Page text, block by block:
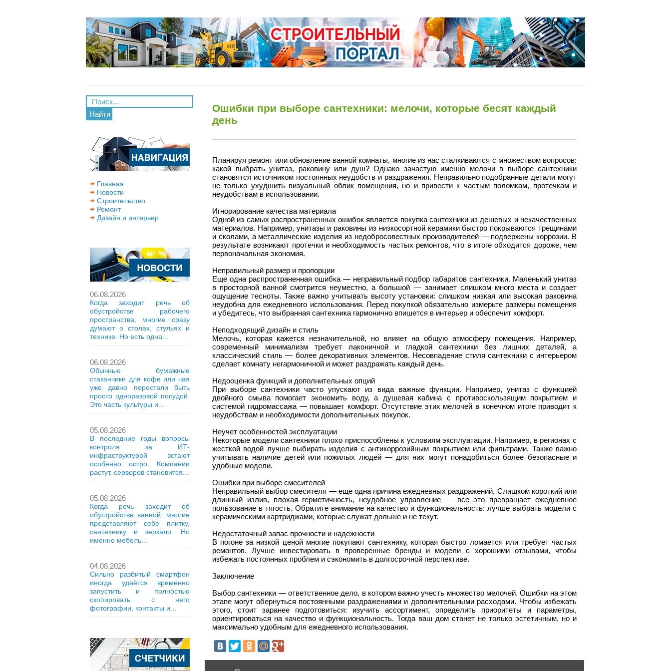
Найти
Главная
Новости
Строительство
Ремонт
Дизайн и интерьер
06.08.2026
Когда заходит речь об
обустройстве рабочего
пространства, многие сразу
думают о столах, стульях и
технике. Но есть одна...
06.08.2026
Обычные бумажные
стаканчики для кофе или чая
уже давно перестали быть
просто одноразовой посудой.
Это часть культуры и...
05.08.2026
В последние годы вопросы
контроля за ИТ-
инфраструктурой встают
особенно остро. Компании
растут, серверов становится...
05.08.2026
Когда речь заходит об
обустройстве ванной, многие
представляют себе плитку,
сантехнику и зеркало. Но
именно мебель...
04.08.2026
Сильно разбитый смартфон
иногда удаётся временно
запустить и полностью
скопировать с него
фотографии, контакты и...
Ошибки при выборе сантехники: мелочи, которые бесят каждый
день
Планируя ремонт или обновление ванной комнаты, многие из нас сталкиваются с множеством вопросов:
какой выбрать унитаз, раковину или душ? Однако зачастую именно мелочи в выборе сантехники
становятся источником постоянных неудобств и раздражения. Неправильно подобранные детали могут
не только ухудшить визуальный облик помещения, но и привести к частым поломкам, протечкам и
неудобствам в использовании.
Игнорирование качества материала
Одной из самых распространенных ошибок является покупка сантехники из дешевых и некачественных
материалов. Например, унитазы и раковины из низкосортной керамики быстро покрываются трещинами
и сколами, а металлические изделия из недобросовестных производителей — подвержены коррозии. В
результате возникают протечки и необходимость частых ремонтов, что в итоге обходится дороже, чем
первоначальная экономия.
Неправильный размер и пропорции
Еще одна распространенная ошибка — неправильный подбор габаритов сантехники. Маленький унитаз
в просторной ванной смотрится неуместно, а большой — занимает слишком много места и создает
ощущение тесноты. Также важно учитывать высоту установки: слишком низкая или высокая раковина
неудобна для ежедневного использования. Перед покупкой обязательно измерьте размеры помещения
и убедитесь, что выбранная сантехника гармонично впишется в интерьер и обеспечит комфорт.
Неподходящий дизайн и стиль
Мелочь, которая кажется незначительной, но влияет на общую атмосферу помещения. Например,
современный минимализм требует лаконичной и гладкой сантехники без лишних деталей, а
классический стиль — более декоративных элементов. Несовпадение стиля сантехники с интерьером
сделает комнату негармоничной и может раздражать каждый день.
Недооценка функций и дополнительных опций
При выборе сантехники часто упускают из вида важные функции. Например, унитаз с функцией
двойного смыва помогает экономить воду, а душевая кабина с противоскользящим покрытием и
системой гидромассажа — повышает комфорт. Отсутствие этих мелочей в конечном итоге приводит к
неудобствам и необходимости дополнительных покупок.
Неучет особенностей эксплуатации
Некоторые модели сантехники плохо приспособлены к условиям эксплуатации. Например, в регионах с
жесткой водой лучше выбирать изделия с антикоррозийным покрытием или фильтрами. Также важно
учитывать наличие детей или пожилых людей — для них могут понадобиться более безопасные и
удобные модели.
Ошибки при выборе смесителей
Неправильный выбор смесителя — еще одна причина ежедневных раздражений. Слишком короткий или
длинный излив, плохая герметичность, неудобное управление — все это превращает ежедневное
пользование в тягость. Обратите внимание на качество и функциональность: лучше выбрать модели с
керамическими картриджами, которые служат дольше и не текут.
Недостаточный запас прочности и надежности
В погоне за низкой ценой многие покупают сантехнику, которая быстро ломается или требует частых
ремонтов. Лучше инвестировать в проверенные бренды и модели с хорошими отзывами, чтобы
избежать постоянных проблем и сэкономить в долгосрочной перспективе.
Заключение
Выбор сантехники — ответственное дело, в котором важно учесть множество мелочей. Ошибки на этом
этапе могут обернуться постоянными раздражениями и дополнительными расходами. Чтобы избежать
этого, стоит заранее подготовиться: изучить ассортимент, определить приоритеты и параметры,
ориентироваться на качество и функциональность. Тогда ваш дом станет не только эстетичным, но и
максимально удобным для ежедневного использования.